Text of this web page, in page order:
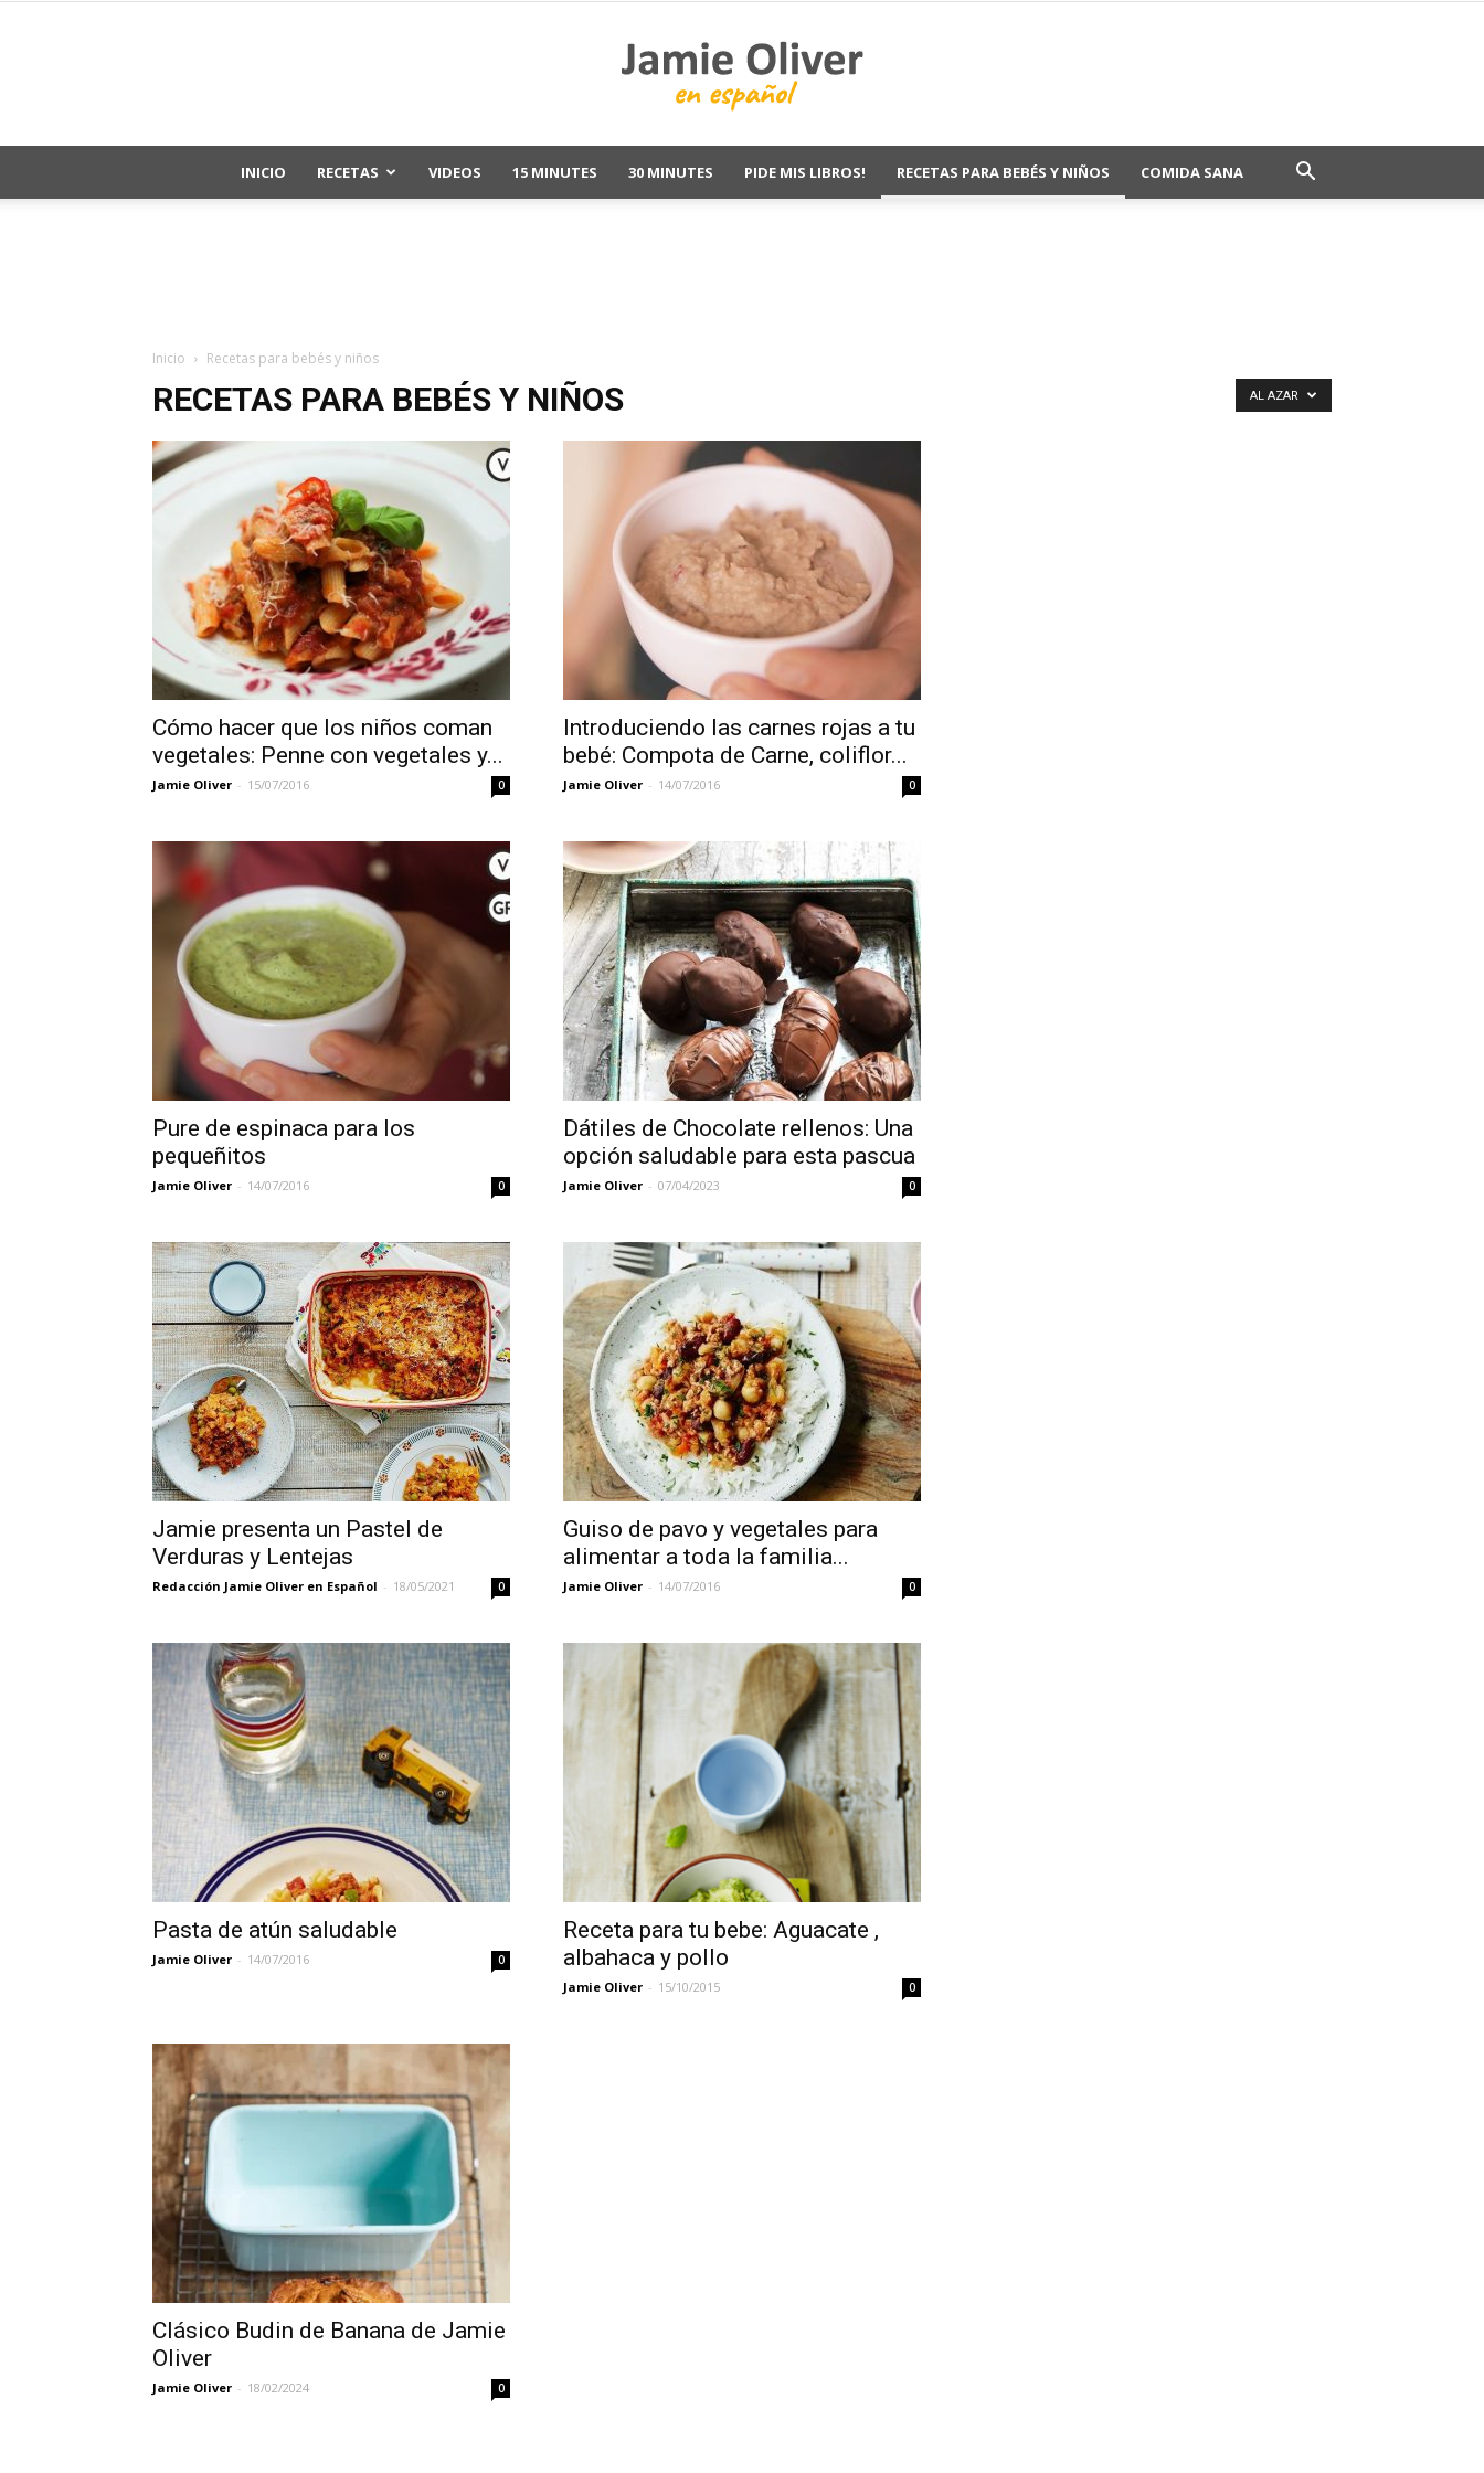
Jamie
Recetas
en
Español
Videos
Oliver
en
INICIO RECETAS VIDEOS 15 MINUTES 30 MINUTES PIDE MIS LIBROS! RECETAS PARA BEBÉS Y NIÑOS COMIDA SANA
Inicio Recetas para bebés y niños
RECETAS PARA BEBÉS Y NIÑOS AL AZAR
Cómo hacer que los niños coman
vegetales: Penne con vegetales y...
Jamie Oliver - 15/07/2016 0
Introduciendo las carnes rojas a tu
bebé: Compota de Carne, coliflor...
Jamie Oliver - 14/07/2016 0
Pure de espinaca para los
pequeñitos
Jamie Oliver - 14/07/2016 0
Dátiles de Chocolate rellenos: Una
opción saludable para esta pascua
Jamie Oliver - 07/04/2023 0
Jamie presenta un Pastel de
Verduras y Lentejas
Redacción Jamie Oliver en Español - 18/05/2021 0
Guiso de pavo y vegetales para
alimentar a toda la familia...
Jamie Oliver - 14/07/2016 0
Pasta de atún saludable
Jamie Oliver - 14/07/2016 0
Receta para tu bebe: Aguacate ,
albahaca y pollo
Jamie Oliver - 15/10/2015 0
Clásico Budin de Banana de Jamie
Oliver
Jamie Oliver - 18/02/2024 0